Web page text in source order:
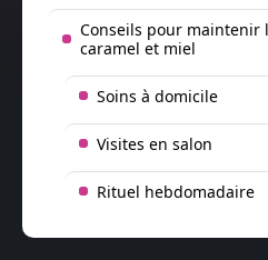
Conseils pour maintenir
caramel et miel
Soins à domicile
Visites en salon
Rituel hebdomadaire